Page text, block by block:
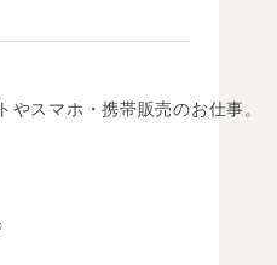
やスマホ・携帯販売のお仕事。